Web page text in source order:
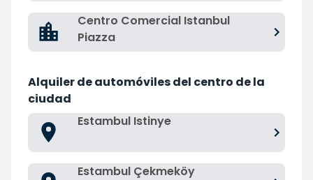
Centro Comercial Istanbul
Piazza
Alquiler de automóviles del centro de la
ciudad
Estambul Istinye
Estambul Çekmeköy